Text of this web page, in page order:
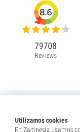
Utilizamos cookies
En Zamnesia usamos
8.6
79708
Reviews